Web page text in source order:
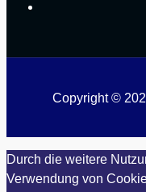
Copyright ©
Durch die weitere
Verwendung von